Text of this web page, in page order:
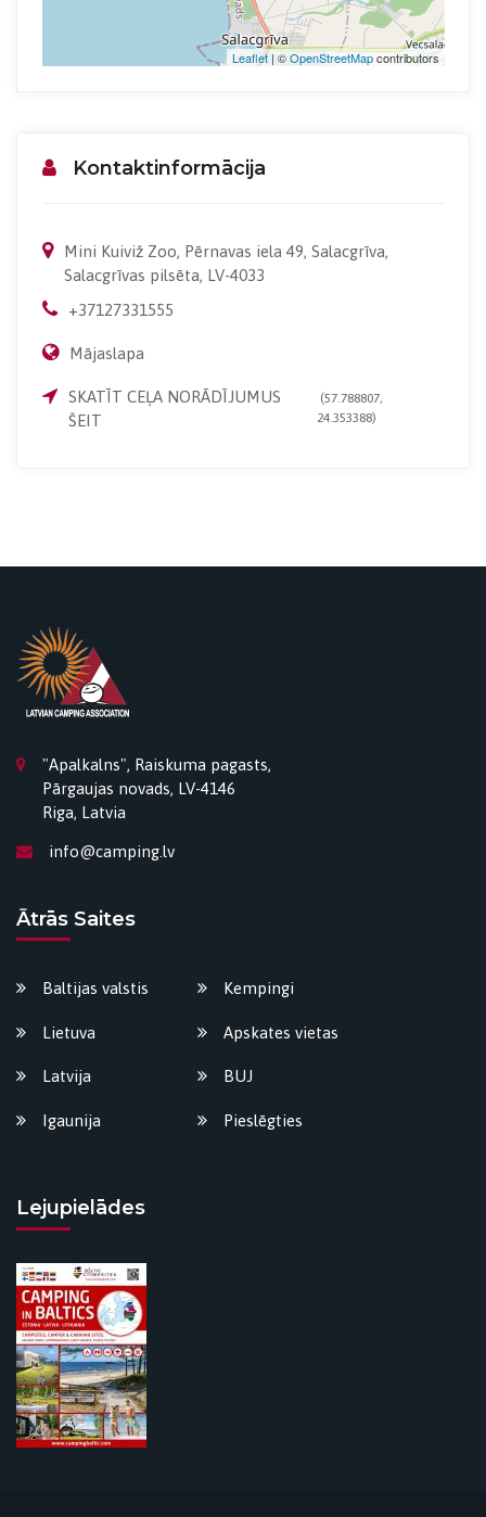
Leaflet| ©OpenStreetMapcontributors
Kontaktinformācija
Mini Kuiviž Zoo, Pērnavas iela 49, Salacgrīva,
Salacgrīvas pilsēta, LV-4033
+37127331555
Mājaslapa
SKATĪT CEĻA NORĀDĪJUMUS
ŠEIT
(57.788807,
24.353388)
"Apalkalns", Raiskuma pagasts,
Pārgaujas novads, LV-4146
Riga, Latvia
info@camping.lv
Ātrās Saites
Baltijas valstis
Lietuva
Latvija
Igaunija
Kempingi
Apskates vietas
BUJ
Pieslēgties
Lejupielādes